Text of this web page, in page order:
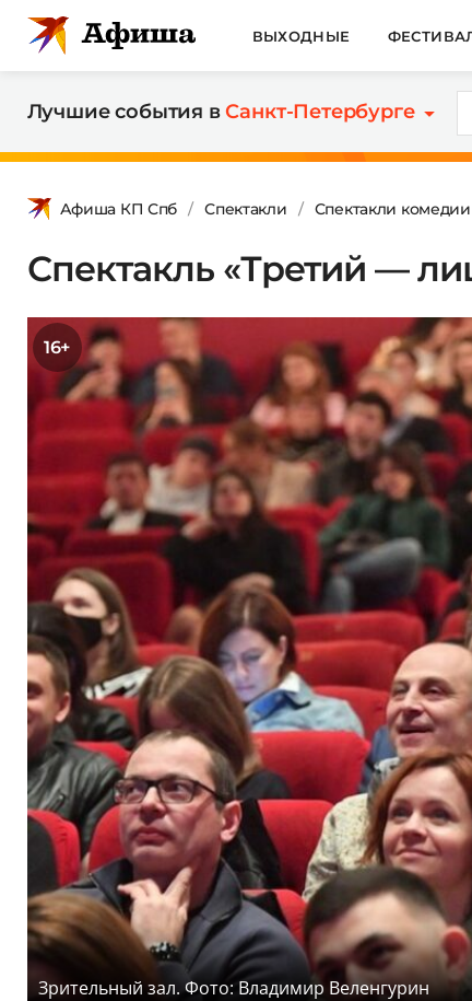
ВЫХОДНЫЕ
Лучшие события вСанкт-Петербурге
Афиша КП Спб Спектакли Спектакли
Спектакль «Третий —
16+
Зрительный зал. Фото: Владимир Веленгурин